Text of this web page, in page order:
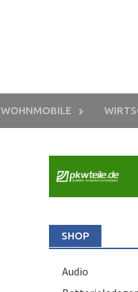
WOHNMOBILE
SHOP
Audio